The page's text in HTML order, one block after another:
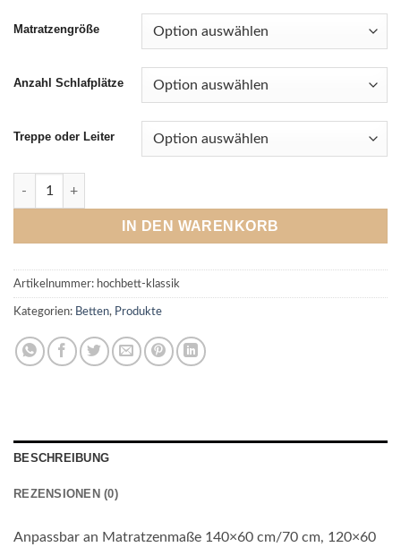
Matratzengröße
Anzahl Schlafplätze
Treppe oder Leiter
Hochbett Klassik Menge
IN DEN WARENKORB
Artikelnummer: hochbett-klassik
Kategorien: Betten, Produkte
BESCHREIBUNG
REZENSIONEN (0)
Anpassbar an Matratzenmaße 140×60 cm/70 cm, 120×60